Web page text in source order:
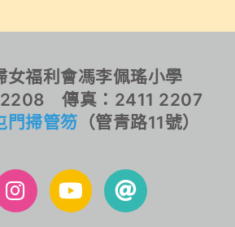
位運
女福利會馮李佩瑤小學
2208 傳真：2411 2207
門掃管笏 （管青路11號）